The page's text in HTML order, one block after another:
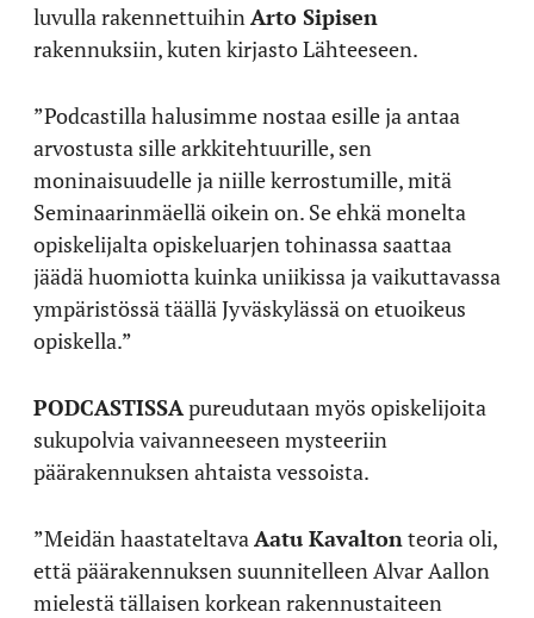
luvulla rakennettuihinArto Sipisen
rakennuksiin, kuten kirjasto Lähteeseen.
”Podcastilla halusimme nostaa esille ja antaa
arvostusta sille arkkitehtuurille, sen
moninaisuudelle ja niille kerrostumille, mitä
Seminaarinmäellä oikein on. Se ehkä monelta
opiskelijalta opiskeluarjen tohinassa saattaa
jäädä huomiotta kuinka uniikissa ja vaikuttavassa
ympäristössä täällä Jyväskylässä on etuoikeus
opiskella.”
PODCASTISSApureudutaan myös opiskelijoita
sukupolvia vaivanneeseen mysteeriin
päärakennuksen ahtaista vessoista.
”Meidän haastateltavaAatu Kavaltonteoria oli,
että päärakennuksen suunnitelleen Alvar Aallon
mielestä tällaisen korkean rakennustaiteen